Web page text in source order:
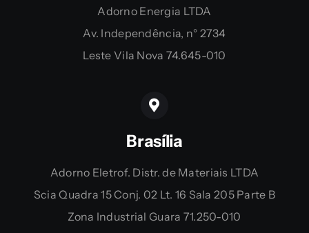
Adorno Energia LTDA
Av. Independência, n° 2734
Leste Vila Nova 74.645-010
Brasília
Adorno Eletrof. Distr. de Materiais LTDA
Scia Quadra 15 Conj. 02 Lt. 16 Sala 205 Parte B
Zona Industrial Guara 71.250-010